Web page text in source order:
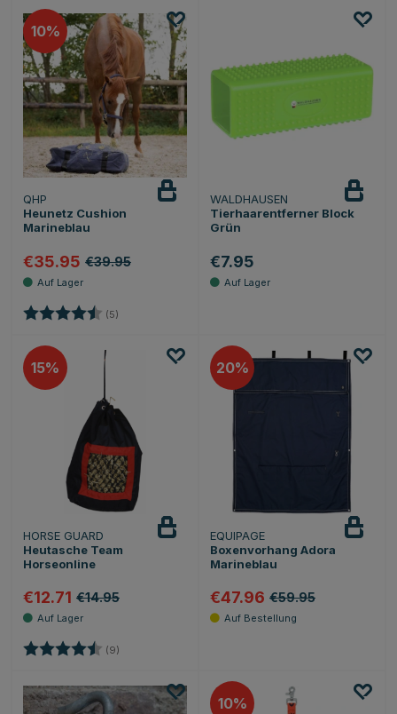
10
QHP
Heunetz Cushion
Marineblau
€35.95 €39.95
Bewertung: (5)
WALDHAUSEN
Tierhaarentferner Block
Grün
€7.95
15
HORSE GUARD
Heutasche Team
Horseonline
€12.71 €14.95
Bewertung: (9)
20
EQUIPAGE
Boxenvorhang Adora
Marineblau
€47.96 €59.95
10